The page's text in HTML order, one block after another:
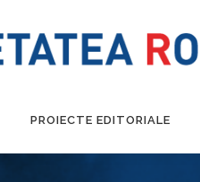
PROIECTE EDITORIALE